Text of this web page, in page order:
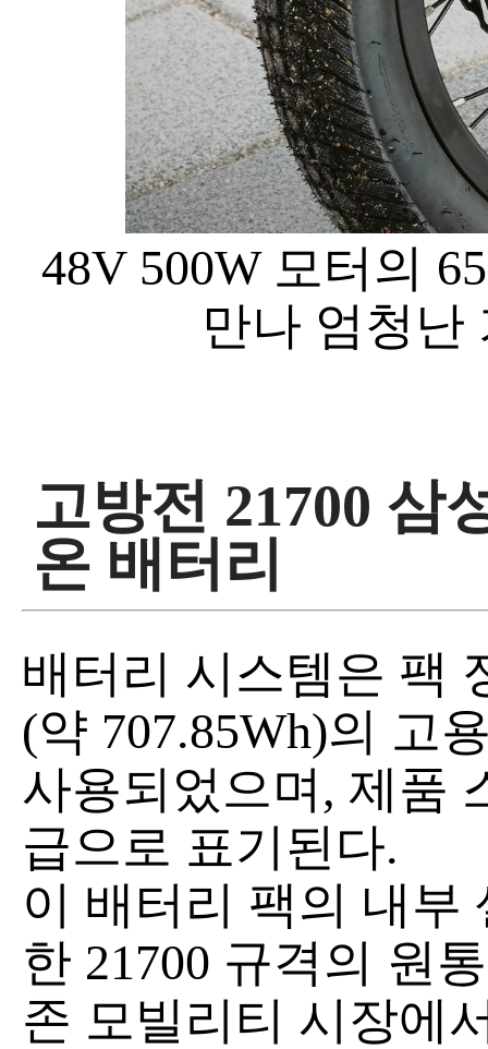
48V 500W 모터의
만나 엄청난
고방전 21700 삼
온 배터리
배터리 시스템은 팩
(약 707.85Wh)의 고
사용되었으며, 제품
급으로 표기된다.
이 배터리 팩의 내부
한 21700 규격의 원
존 모빌리티 시장에